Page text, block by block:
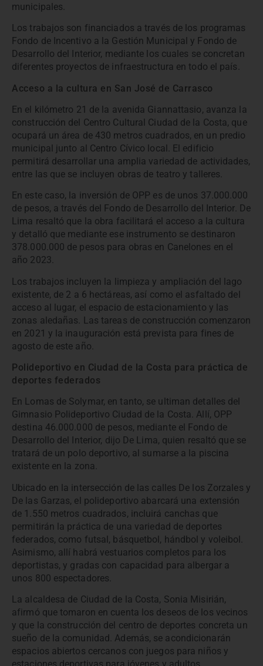
municipales.
Los trabajos son financiados a través de los programas
Fondo de Incentivo a la Gestión Municipal y Fondo de
Desarrollo del Interior, mediante los cuales se concretan
diferentes proyectos de infraestructura en todo el país.
Acceso a la cultura en San José de Carrasco
En el kilómetro 21 de la avenida Giannattasio, avanza la
construcción del Centro Cultural Ciudad de la Costa, que
ocupará un área de 430 metros cuadrados, en un predio
municipal junto al Centro Cívico local. El edificio
permitirá desarrollar una amplia variedad de actividades,
entre las que se incluyen obras de teatro y talleres.
En este caso, la inversión de OPP es de unos 37.000.000
de pesos, a través del Fondo de Desarrollo del Interior. De
Lima resaltó que la obra facilitará el acceso a la cultura
y detalló que mediante ese instrumento se destinaron
378.000.000 de pesos para obras en Canelones en el
año 2023.
Los trabajos incluyen la limpieza y ampliación del lago
existente, de 2 a 6 hectáreas, así como el asfaltado del
acceso al lugar, el espacio de estacionamiento y las
zonas aledañas. Las tareas de construcción comenzaron
en 2021 y la inauguración está prevista para fines de
agosto de este año.
Polideportivo en Ciudad de la Costa para práctica de
deportes federados
En Lomas de Solymar, en tanto, se ultiman detalles del
Gimnasio Polideportivo Ciudad de la Costa. Allí, OPP
destina 46.000.000 de pesos, mediante el Fondo de
Desarrollo del Interior, dijo De Lima, quien resaltó que se
tratará de un polo deportivo, al sumarse a la piscina
existente en la zona.
Ubicado en la intersección de las calles De los Zorzales y
De las Garzas, el polideportivo abarcará una extensión
de 1.550 metros cuadrados, incluirá canchas que
permitirán la práctica de una variedad de deportes
federados, como futsal, básquetbol, hándbol y voleibol.
Asimismo, allí habrá vestuarios completos para los
deportistas, y gradas con capacidad para albergar a
unos 800 espectadores.
La alcaldesa de Ciudad de la Costa, Sonia Misirián,
afirmó que tomaron en cuenta los deseos de los vecinos
y que la construcción del centro de deportes concreta un
sueño de la comunidad. Además, se acondicionarán
espacios abiertos cercanos con juegos para niños y